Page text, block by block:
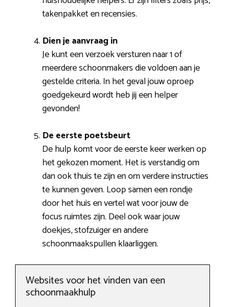
takenpakket en recensies.
Dien je aanvraag in
Je kunt een verzoek versturen naar 1 of
meerdere schoonmakers die voldoen aan je
gestelde criteria. In het geval jouw oproep
goedgekeurd wordt heb jij een helper
gevonden!
De eerste poetsbeurt
De hulp komt voor de eerste keer werken op
het gekozen moment. Het is verstandig om
dan ook thuis te zijn en om verdere instructies
te kunnen geven. Loop samen een rondje
door het huis en vertel wat voor jouw de
focus ruimtes zijn. Deel ook waar jouw
doekjes, stofzuiger en andere
schoonmaakspullen klaarliggen.
Websites voor het vinden van een
schoonmaakhulp